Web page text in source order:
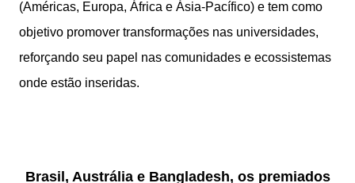
(Américas, Europa, África e Ásia-Pacífico) e tem como
objetivo promover transformações nas universidades,
reforçando seu papel nas comunidades e ecossistemas
onde estão inseridas.
Brasil, Austrália e Bangladesh, os premiados